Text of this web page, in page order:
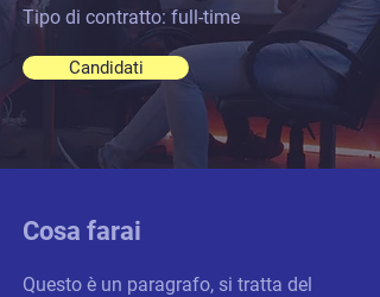
Tipo di contratto: full-time
Candidati
Cosa farai
Questo è un paragrafo, si tratta del